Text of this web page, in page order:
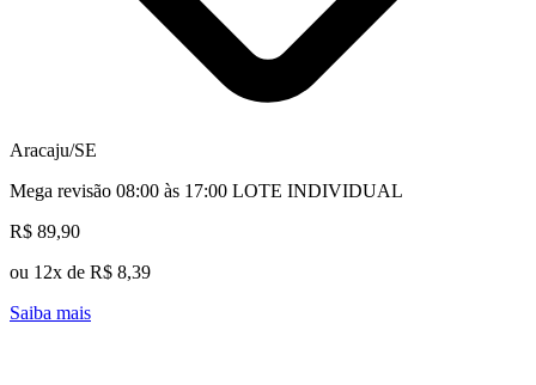
Aracaju/SE
Mega revisão 08:00 às 17:00 LOTE INDIVIDUAL
R$ 89,90
ou 12x de R$ 8,39
Saiba mais